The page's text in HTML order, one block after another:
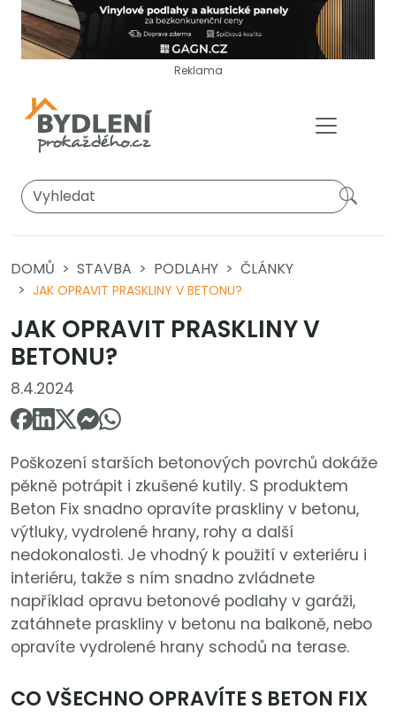
Reklama
DOMŮ STAVBA PODLAHY ČLÁNKY
JAK OPRAVIT PRASKLINY V BETONU?
JAK OPRAVIT PRASKLINY V
BETONU?
8.4.2024
Poškození starších betonových povrchů dokáže
pěkně potrápit i zkušené kutily. S produktem
Beton Fix snadno opravíte praskliny v betonu,
výtluky, vydrolené hrany, rohy a další
nedokonalosti. Je vhodný k použití v exteriéru i
interiéru, takže s ním snadno zvládnete
například opravu betonové podlahy v garáži,
zatáhnete praskliny v betonu na balkoně, nebo
opravíte vydrolené hrany schodů na terase.
CO VŠECHNO OPRAVÍTE S BETON FIX